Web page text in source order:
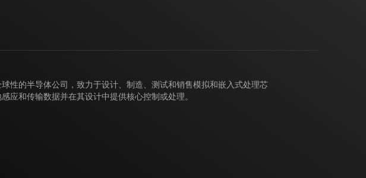
性的半导体公司，致力于设计、制造、测试和销售模拟和嵌入式处理芯
应和传输数据并在其设计中提供核心控制或处理。